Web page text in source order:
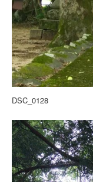
DSC_0128